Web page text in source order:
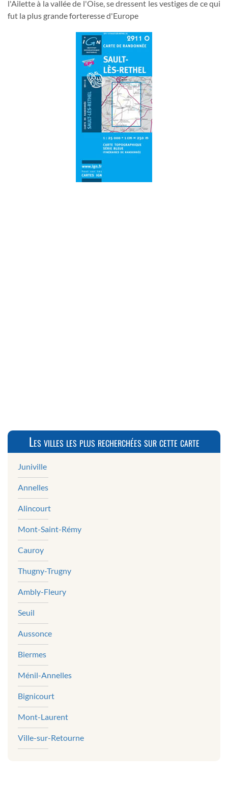
l'Ailette à la vallée de l'Oise, se dressent les vestiges de ce qui
fut la plus grande forteresse d'Europe
Les villes les plus recherchées sur cette carte
Juniville
Annelles
Alincourt
Mont-Saint-Rémy
Cauroy
Thugny-Trugny
Ambly-Fleury
Seuil
Aussonce
Biermes
Ménil-Annelles
Bignicourt
Mont-Laurent
Ville-sur-Retourne